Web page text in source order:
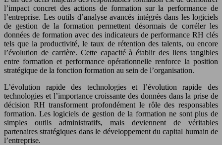
l’impact concret des actions de formation sur la performance de
l’entreprise. Les outils d’analyse avancés intégrés dans les logiciels
de gestion de la formation permettent désormais de corréler les
données de formation avec des indicateurs de performance RH clés
tels que la productivité, le taux de rétention des talents, ou encore
l’évolution de carrière. Cette capacité à établir des liens tangibles
entre formation et performance opérationnelle renforce la position
stratégique de la fonction formation au sein de l’organisation.
L’évolution rapide des technologies et l’évolution rapide des
technologies et l’importance croissante des données dans la prise de
décision RH transforment profondément le rôle des responsables
formation. Les logiciels de gestion de la formation ne sont plus de
simples outils administratifs, mais deviennent de véritables
partenaires stratégiques dans le développement du capital humain de
l’entreprise.